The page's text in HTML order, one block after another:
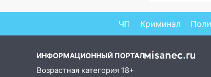
ждет неожиданная встреча
04:47 В Ульяновской области
звучат сирены
07.08.2026
ЧП Криминал
ИНФОРМАЦИОННЫЙ ПОРТАЛ
Возрастная категория 18+